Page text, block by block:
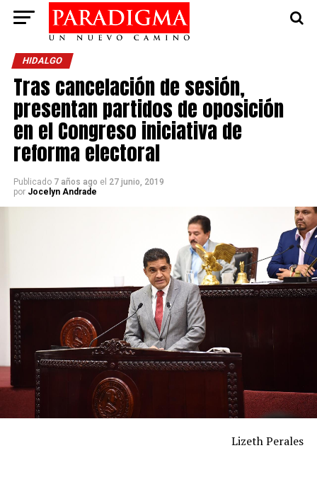
HIDALGO
Tras cancelación de sesión,
presentan partidos de oposición
en el Congreso iniciativa de
reforma electoral
Publicado 7 años ago el 27 junio, 2019
por Jocelyn Andrade
Lizeth Perales